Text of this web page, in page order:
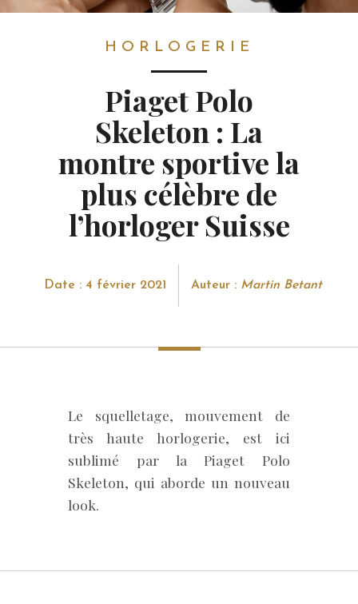
HORLOGERIE
Piaget Polo
Skeleton : La
montre sportive la
plus célèbre de
l’horloger Suisse
Date : 4 février 2021 Auteur : Martin Betant
Le squelletage, mouvement de
très haute horlogerie, est ici
sublimé par la Piaget Polo
Skeleton, qui aborde un nouveau
look.